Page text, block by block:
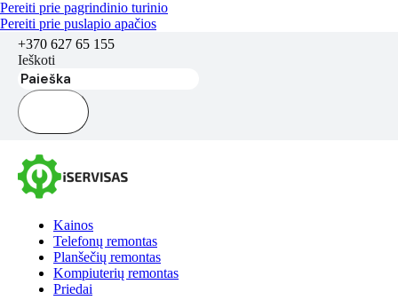
Pereiti prie pagrindinio turinio
Pereiti prie puslapio apačios
+370 627 65 155
Ieškoti
Kainos
Telefonų remontas
Planšečių remontas
Kompiuterių remontas
Priedai